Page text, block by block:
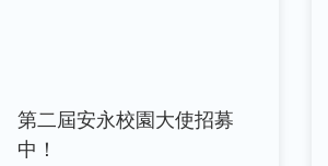
第二屆安永校園大使招募
中！